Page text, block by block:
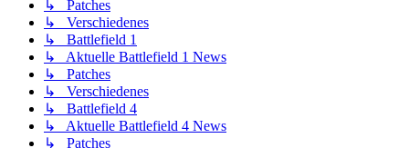
↳ Patches
↳ Verschiedenes
↳ Battlefield 1
↳ Aktuelle Battlefield 1 News
↳ Patches
↳ Verschiedenes
↳ Battlefield 4
↳ Aktuelle Battlefield 4 News
↳ Patches